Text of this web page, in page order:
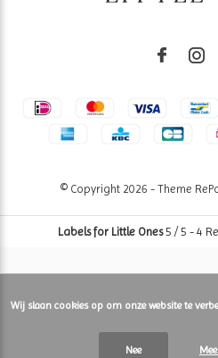
© Copyright 2026 - Theme
Labels for Little Ones5 / 5 - 4
Wij slaan cookies op om onze website te
Nee